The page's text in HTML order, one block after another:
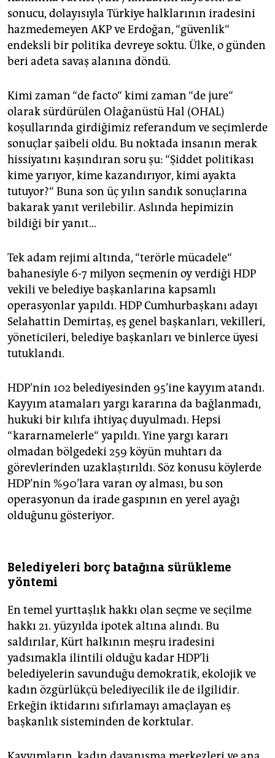
sonucu, dolayısıyla Türkiye halklarının iradesini
hazmedemeyen AKP ve Erdoğan, “güvenlik“
endeksli bir politika devreye soktu. Ülke, o günden
beri adeta savaş alanına döndü.
Kimi zaman “de facto“ kimi zaman “de jure“
olarak sürdürülen Olağanüstü Hal (OHAL)
koşullarında girdiğimiz referandum ve seçimlerde
sonuçlar şaibeli oldu. Bu noktada insanın merak
hissiyatını kaşındıran soru şu: “Şiddet politikası
kime yarıyor, kime kazandırıyor, kimi ayakta
tutuyor?“ Buna son üç yılın sandık sonuçlarına
bakarak yanıt verilebilir. Aslında hepimizin
bildiği bir yanıt…
Tek adam rejimi altında, “terörle mücadele“
bahanesiyle 6-7 milyon seçmenin oy verdiği HDP
vekili ve belediye başkanlarına kapsamlı
operasyonlar yapıldı. HDP Cumhurbaşkanı adayı
Selahattin Demirtaş, eş genel başkanları, vekilleri,
yöneticileri, belediye başkanları ve binlerce üyesi
tutuklandı.
HDP’nin 102 belediyesinden 95’ine kayyım atandı.
Kayyım atamaları yargı kararına da bağlanmadı,
hukuki bir kılıfa ihtiyaç duyulmadı. Hepsi
“kararnamelerle“ yapıldı. Yine yargı kararı
olmadan bölgedeki 259 köyün muhtarı da
görevlerinden uzaklaştırıldı. Söz konusu köylerde
HDP’nin %90’lara varan oy alması, bu son
operasyonun da irade gaspının en yerel ayağı
olduğunu gösteriyor.
Belediyeleri borç batağına sürükleme
yöntemi
En temel yurttaşlık hakkı olan seçme ve seçilme
hakkı 21. yüzyılda ipotek altına alındı. Bu
saldırılar, Kürt halkının meşru iradesini
yadsımakla ilintili olduğu kadar HDP’li
belediyelerin savunduğu demokratik, ekolojik ve
kadın özgürlükçü belediyecilik ile de ilgilidir.
Erkeğin iktidarını sıfırlamayı amaçlayan eş
başkanlık sisteminden de korktular.